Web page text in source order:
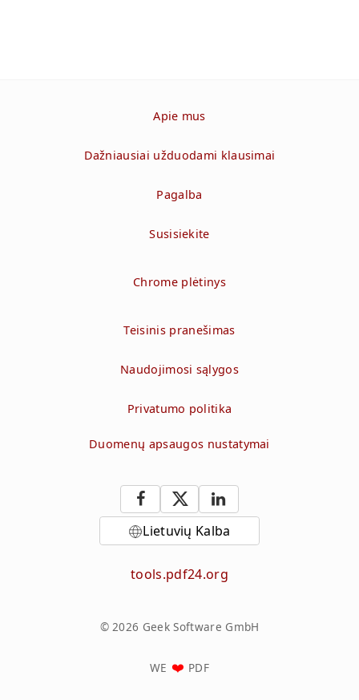
Apie mus
Dažniausiai užduodami klausimai
Pagalba
Susisiekite
Chrome plėtinys
Teisinis pranešimas
Naudojimosi sąlygos
Privatumo politika
Duomenų apsaugos nustatymai
Lietuvių Kalba
tools.pdf24.org
© 2026 Geek Software GmbH
WE PDF